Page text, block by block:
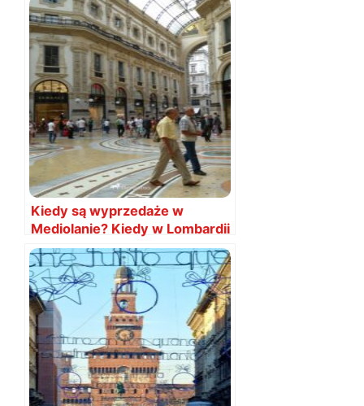
Kiedy są wyprzedaże w
Mediolanie? Kiedy w Lombardii
2025